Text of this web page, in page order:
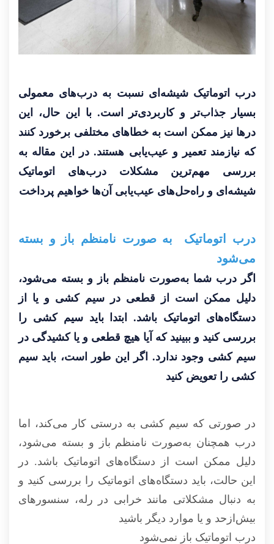
درب اتوماتیک شیشه‌ای نسبت به درب‌های معمولی
بسیار جذاب‌تر و کاربردی‌تر است. با این حال، این
درها نیز ممکن است به خطاهای مختلفی برخورد کنند
که نیازمند تعمیر و عیب‌یابی هستند. در این مقاله به
بررسی مهم‌ترین مشکلات درب‌های اتوماتیک
شیشه‌ای و راه‌حل‌های عیب‌یابی آن‌ها خواهیم پرداخت
درب اتوماتیک به صورت نامنظم باز و بسته
می‌شود
اگر درب شما به‌صورت نامنظم باز و بسته می‌شود،
دلیل ممکن است از قطعی در سیم کشی و یا از
دستگاه‌های اتوماتیک باشد. ابتدا باید سیم کشی را
بررسی کنید و ببینید که آیا هیچ قطعی و یا کشیدگی در
سیم کشی وجود ندارد. اگر این طور است، باید سیم
کشی را تعویض کنید
در صورتی که سیم کشی به درستی کار می‌کند، اما
درب همچنان به‌صورت نامنظم باز و بسته می‌شود،
دلیل ممکن است از دستگاه‌های اتوماتیک باشد. در
این حالت، باید دستگاه‌های اتوماتیک را بررسی کنید و
به دنبال مشکلاتی مانند خرابی در رله، سنسورهای
بیش‌ازحد و یا موارد دیگر باشید
درب اتوماتیک باز نمی‌شود